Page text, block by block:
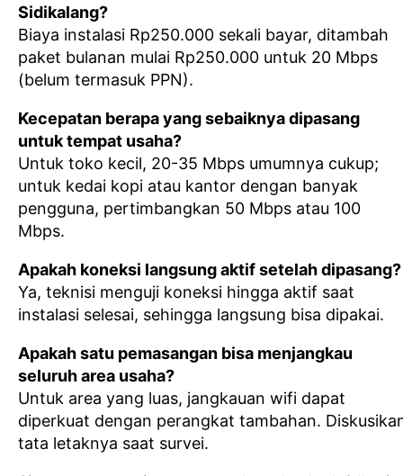
Sidikalang?
Biaya instalasi Rp250.000 sekali bayar, ditambah
paket bulanan mulai Rp250.000 untuk 20 Mbps
(belum termasuk PPN).
Kecepatan berapa yang sebaiknya dipasang
untuk tempat usaha?
Untuk toko kecil, 20-35 Mbps umumnya cukup;
untuk kedai kopi atau kantor dengan banyak
pengguna, pertimbangkan 50 Mbps atau 100
Mbps.
Apakah koneksi langsung aktif setelah dipasang?
Ya, teknisi menguji koneksi hingga aktif saat
instalasi selesai, sehingga langsung bisa dipakai.
Apakah satu pemasangan bisa menjangkau
seluruh area usaha?
Untuk area yang luas, jangkauan wifi dapat
diperkuat dengan perangkat tambahan.
tata letaknya saat survei.